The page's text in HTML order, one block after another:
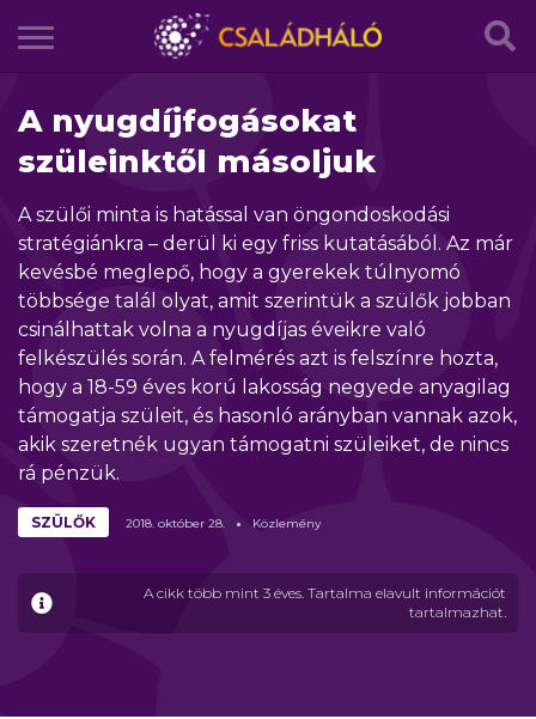
A nyugdíjfogásokat
szüleinktől másoljuk
A szülői minta is hatással van öngondoskodási
stratégiánkra – derül ki egy friss kutatásából. Az már
kevésbé meglepő, hogy a gyerekek túlnyomó
többsége talál olyat, amit szerintük a szülők jobban
csinálhattak volna a nyugdíjas éveikre való
felkészülés során. A felmérés azt is felszínre hozta,
hogy a 18-59 éves korú lakosság negyede anyagilag
támogatja szüleit, és hasonló arányban vannak azok,
akik szeretnék ugyan támogatni szüleiket, de nincs
rá pénzük.
A cikk több mint 3 éves. Tartalma elavult információt
tartalmazhat.
SZÜLŐK 2018. október 28. Közlemény